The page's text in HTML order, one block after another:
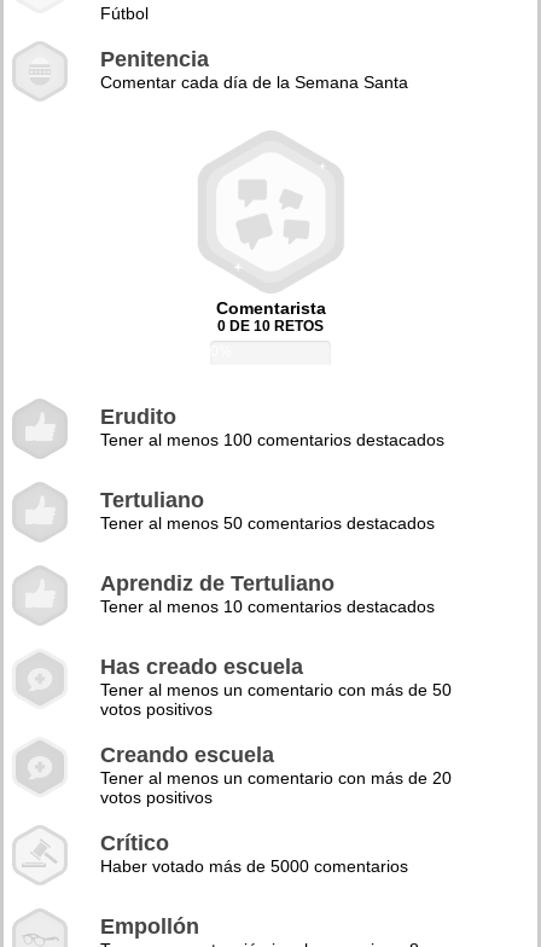
Fútbol
Penitencia
Comentar cada día de la Semana Santa
Comentarista
0 DE 10 RETOS
Erudito
Tener al menos 100 comentarios destacados
Tertuliano
Tener al menos 50 comentarios destacados
Aprendiz de Tertuliano
Tener al menos 10 comentarios destacados
Has creado escuela
Tener al menos un comentario con más de 50
votos positivos
Creando escuela
Tener al menos un comentario con más de 20
votos positivos
Crítico
Haber votado más de 5000 comentarios
Empollón